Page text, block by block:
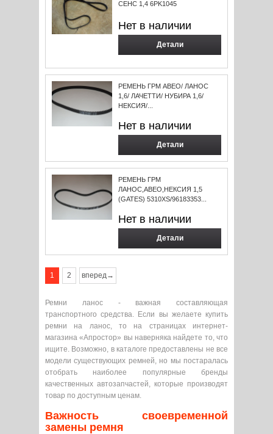
СЕНС 1,4 6PK1045
Нет в наличии
Детали
РЕМЕНЬ ГРМ АВЕО/ ЛАНОС
1,6/ ЛАЧЕТТИ/ НУБИРА 1,6/
НЕКСИЯ/...
Нет в наличии
Детали
РЕМЕНЬ ГРМ
ЛАНОС,АВЕО,НЕКСИЯ 1,5
(GATES) 5310XS/96183353...
Нет в наличии
Детали
1 2 вперед→
Ремни ланос - важная составляющая
транспортного средства. Если вы желаете купить
ремни на ланос, то на страницах интернет-
магазина «Апростор» вы наверняка найдете то, что
ищите. Возможно, в каталоге предоставлены не все
модели существующих ремней, но мы постаралась
отобрать наиболее популярные бренды
качественных автозапчастей, которые производят
товар по доступным ценам.
Важность своевременной
замены ремня